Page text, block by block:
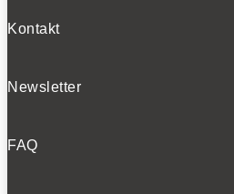
Kontakt
Newsletter
FAQ